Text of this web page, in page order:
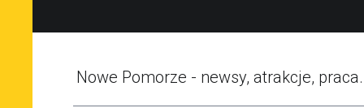
Nowe Pomorze - newsy, atrakcje, praca.